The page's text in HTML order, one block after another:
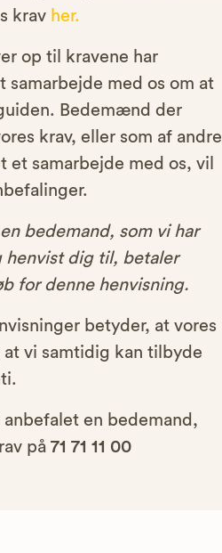
krav her.
op til kravene har
samarbejde med os om at
Bedemænd der
krav, eller som af andre
et samarbejde med os, vil
bedemand, som vi har
henvist dig til, betaler
for denne henvisning.
betyder, at vores
vi samtidig kan tilbyde
en bedemand,
på 71 71 11 00